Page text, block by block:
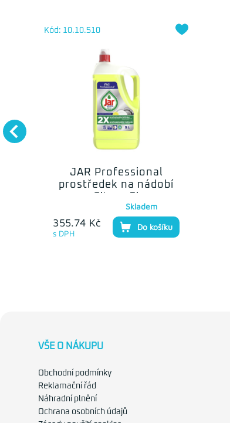
JAR Professional
prostředek na nádobí
Kód: 10.10.510
355.74 Kč
s DPH
Skladem
Do košíku
VŠE O NÁKUPU
Obchodní podmínky
Reklamační řád
Náhradní plnění
Ochrana osobních údajů